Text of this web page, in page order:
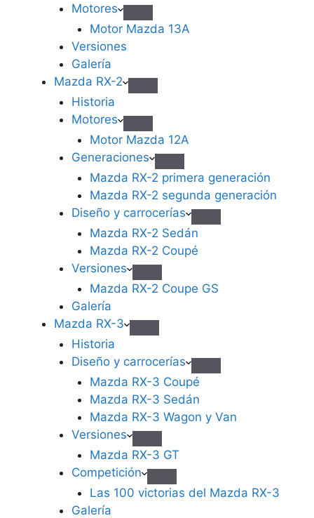
Motores
Motor Mazda 13A
Versiones
Galería
Mazda RX-2
Historia
Motores
Motor Mazda 12A
Generaciones
Mazda RX-2 primera generación
Mazda RX-2 segunda generación
Diseño y carrocerías
Mazda RX-2 Sedán
Mazda RX-2 Coupé
Versiones
Mazda RX-2 Coupe GS
Galería
Mazda RX-3
Historia
Diseño y carrocerías
Mazda RX-3 Coupé
Mazda RX-3 Sedán
Mazda RX-3 Wagon y Van
Versiones
Mazda RX-3 GT
Competición
Las 100 victorias del Mazda RX-3
Galería